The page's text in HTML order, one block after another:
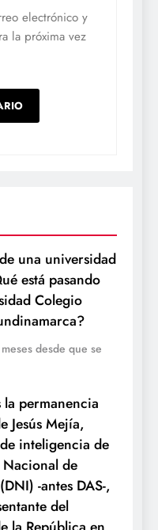
electrónico y
la próxima vez
una universidad
está pasando
Colegio
desde que se
la permanencia
Jesús Mejía,
inteligencia de
de
-antes DAS-,
del